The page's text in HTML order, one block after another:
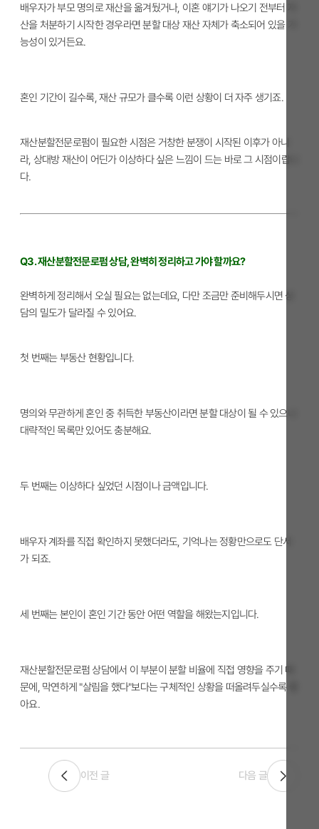
배우자가 부모 명의로 재산을 옮겨뒀거나, 이혼 얘기가 나오기 전부터 자
산을 처분하기 시작한 경우라면 분할 대상 재산 자체가 축소되어 있을 가
능성이 있거든요.
혼인 기간이 길수록, 재산 규모가 클수록 이런 상황이 더 자주 생기죠.
재산분할전문로펌이 필요한 시점은 거창한 분쟁이 시작된 이후가 아니
라, 상대방 재산이 어딘가 이상하다 싶은 느낌이 드는 바로 그 시점이랍니
다.
Q3. 재산분할전문로펌 상담, 완벽히 정리하고 가야 할까요?
완벽하게 정리해서 오실 필요는 없는데요, 다만 조금만 준비해두시면 상
담의 밀도가 달라질 수 있어요.
첫 번째는 부동산 현황입니다.
명의와 무관하게 혼인 중 취득한 부동산이라면 분할 대상이 될 수 있으니
대략적인 목록만 있어도 충분해요.
두 번째는 이상하다 싶었던 시점이나 금액입니다.
배우자 계좌를 직접 확인하지 못했더라도, 기억나는 정황만으로도 단서
가 되죠.
세 번째는 본인이 혼인 기간 동안 어떤 역할을 해왔는지입니다.
재산분할전문로펌 상담에서 이 부분이 분할 비율에 직접 영향을 주기 때
문에, 막연하게 "살림을 했다"보다는 구체적인 상황을 떠올려두실수록 좋
아요.
이전 글 다음 글